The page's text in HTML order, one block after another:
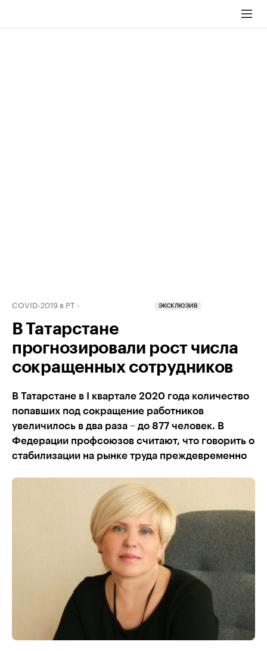
COVID-2019 в РТ ЭКСКЛЮЗИВ
В Татарстане
прогнозировали рост числа
сокращенных сотрудников
В Татарстане в I квартале 2020 года количество
попавших под сокращение работников
увеличилось в два раза – до 877 человек. В
Федерации профсоюзов считают, что говорить о
стабилизации на рынке труда преждевременно